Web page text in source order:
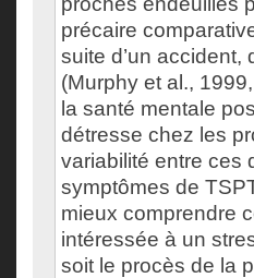
précaire
suite d’un accident,
(Murphy et al.,
la santé mentale
détresse chez les
variabilité entre ces
symptômes de
mieux comprendre
intéressée à un
soit le procès de la